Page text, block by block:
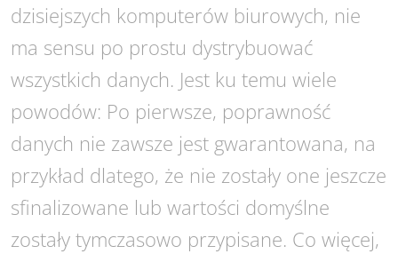
dzisiejszych komputerów biurowych, nie
ma sensu po prostu dystrybuować
wszystkich danych. Jest ku temu wiele
powodów: Po pierwsze, poprawność
danych nie zawsze jest gwarantowana, na
przykład dlatego, że nie zostały one jeszcze
sfinalizowane lub wartości domyślne
zostały tymczasowo przypisane. Co więcej,